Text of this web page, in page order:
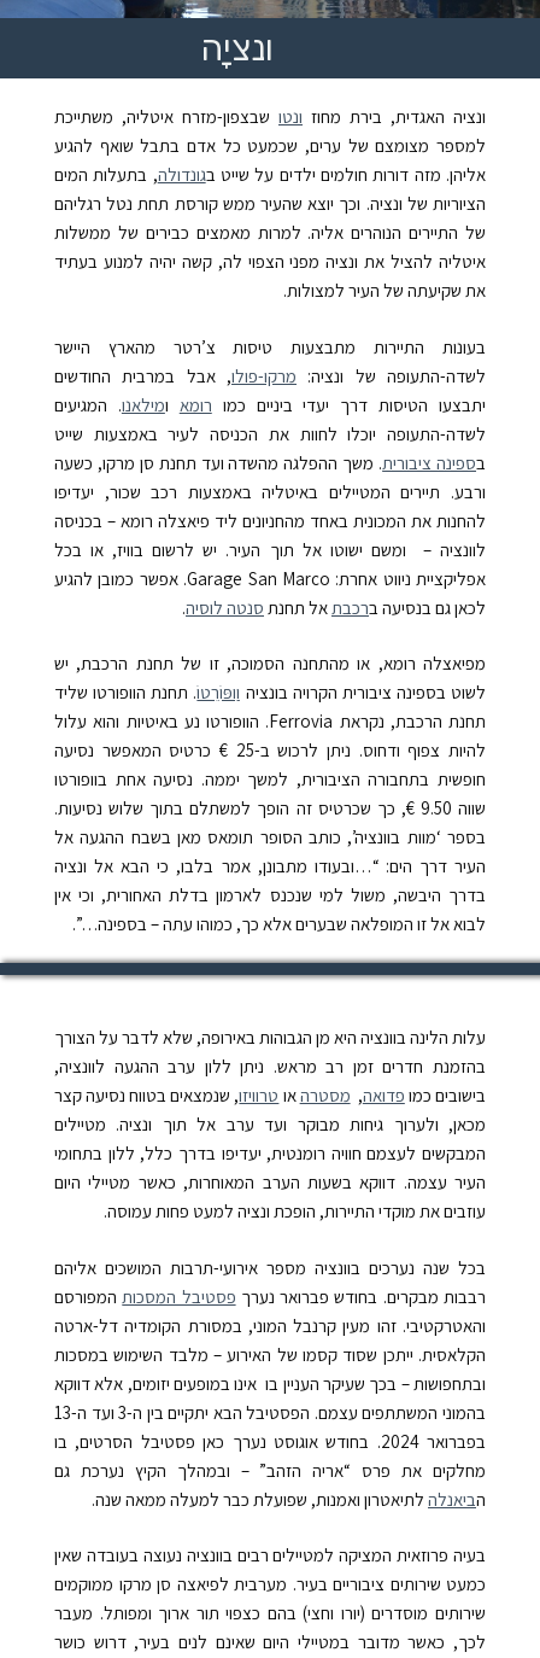
ונציָה
ונציה האגדית, בירת מחוז ונטו שבצפון-מזרח איטליה, משתייכת
למספר מצומצם של ערים, שכמעט כל אדם בתבל שואף להגיע
אליהן. מזה דורות חולמים ילדים על שייט בגונדולה, בתעלות המים
הציוריות של ונציה. וכך יוצא שהעיר ממש קורסת תחת נטל רגליהם
של התיירים הנוהרים אליה. למרות מאמצים כבירים של ממשלות
איטליה להציל את ונציה מפני הצפוי לה, קשה יהיה למנוע בעתיד
את שקיעתה של העיר למצולות.
בעונות התיירות מתבצעות טיסות צ’רטר מהארץ היישר
לשדה-התעופה של ונציה: מרקו-פולו, אבל במרבית החודשים
יתבצעו הטיסות דרך יעדי ביניים כמו רומא ומילאנו. המגיעים
לשדה-התעופה יוכלו לחוות את הכניסה לעיר באמצעות שייט
בספינה ציבורית. משך ההפלגה מהשדה ועד תחנת סן מרקו, כשעה
ורבע. תיירים המטיילים באיטליה באמצעות רכב שכור, יעדיפו
להחנות את המכונית באחד מהחניונים ליד פיאצלה רומא – בכניסה
לוונציה – ומשם ישוטו אל תוך העיר. יש לרשום בוויז, או בכל
אפליקציית ניווט אחרת: Garage San Marco. אפשר כמובן להגיע
לכאן גם בנסיעה ברכבת אל תחנת סנטה לוסיה.
מפיאצלה רומא, או מהתחנה הסמוכה, זו של תחנת הרכבת, יש
לשוט בספינה ציבורית הקרויה בונציה וַופּוֹרֵטוֹ. תחנת הוופורטו שליד
תחנת הרכבת, נקראת Ferrovia. הוופורטו נע באיטיות והוא עלול
להיות צפוף ודחוס. ניתן לרכוש ב-25 € כרטיס המאפשר נסיעה
חופשית בתחבורה הציבורית, למשך יממה. נסיעה אחת בוופורטו
שווה 9.50 €, כך שכרטיס זה הופך למשתלם בתוך שלוש נסיעות.
בספר ‘מוות בוונציה’, כותב הסופר תומאס מאן בשבח ההגעה אל
העיר דרך הים: “…ובעודו מתבונן, אמר בלבו, כי הבא אל ונציה
בדרך היבשה, משול למי שנכנס לארמון בדלת האחורית, וכי אין
לבוא אל זו המופלאה שבערים אלא כך, כמוהו עתה – בספינה…”.
עלות הלינה בוונציה היא מן הגבוהות באירופה, שלא לדבר על הצורך
בהזמנת חדרים זמן רב מראש. ניתן ללון ערב ההגעה לוונציה,
בישובים כמו פדואה, מסטרהאו טרוויזו, שנמצאים בטווח נסיעה קצר
מכאן, ולערוך גיחות מבוקר ועד ערב אל תוך ונציה. מטיילים
המבקשים לעצמם חוויה רומנטית, יעדיפו בדרך כלל, ללון בתחומי
העיר עצמה. דווקא בשעות הערב המאוחרות, כאשר מטיילי היום
עוזבים את מוקדי התיירות, הופכת ונציה למעט פחות עמוסה.
בכל שנה נערכים בוונציה מספר אירועי-תרבות המושכים אליהם
רבבות מבקרים. בחודש פברואר נערך פסטיבל המסכות המפורסם
והאטרקטיבי. זהו מעין קרנבל המוני, במסורת הקומדיה דל-ארטה
הקלאסית. ייתכן שסוד קסמו של האירוע – מלבד השימוש במסכות
ובתחפושות – בכך שעיקר העניין בו אינו במופעים יזומים, אלא דווקא
בהמוני המשתתפים עצמם. הפסטיבל הבא יתקיים בין ה-3 ועד ה-13
בפברואר 2024. בחודש אוגוסט נערך כאן פסטיבל הסרטים, בו
מחלקים את פרס “אריה הזהב” – ובמהלך הקיץ נערכת גם
הביאנלה לתיאטרון ואמנות, שפועלת כבר למעלה ממאה שנה.
בעיה פרוזאית המציקה למטיילים רבים בוונציה נעוצה בעובדה שאין
כמעט שירותים ציבוריים בעיר. מערבית לפיאצה סן מרקו ממוקמים
שירותים מוסדרים (יורו וחצי) בהם כצפוי תור ארוך ומפותל. מעבר
לכך, כאשר מדובר במטיילי היום שאינם לנים בעיר, דרוש כושר